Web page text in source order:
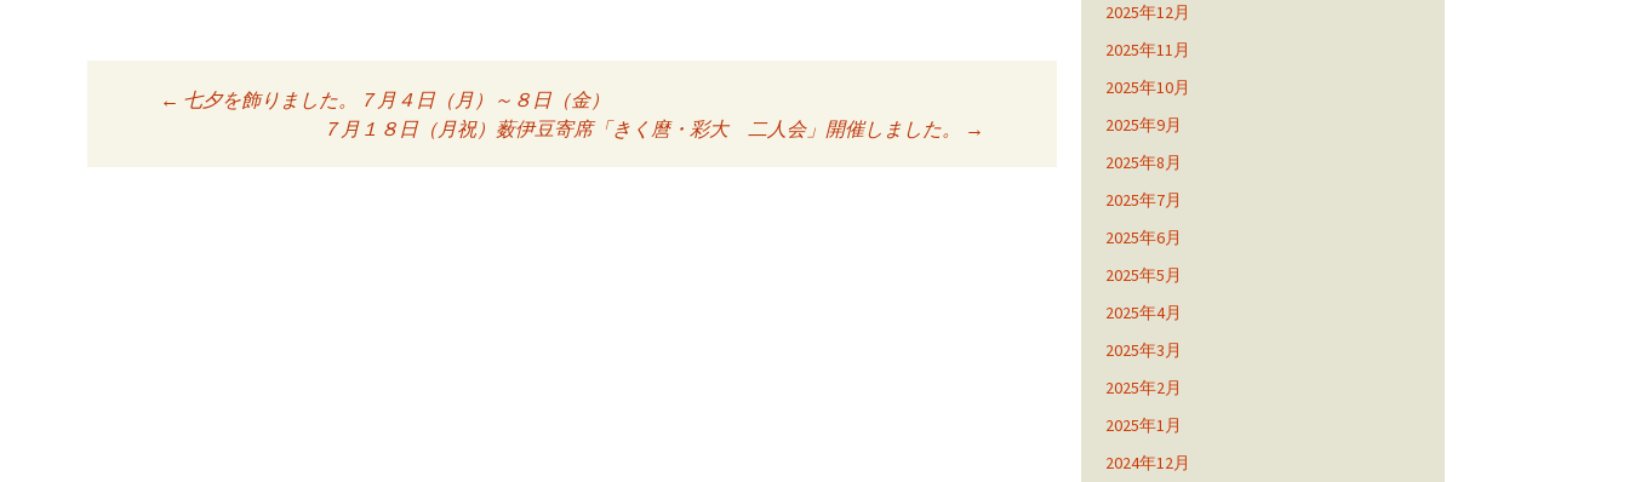
投稿ナビゲーション
← 七夕を飾りました。７月４日（月）～８日（金）
７月１８日（月祝）薮伊豆寄席「きく麿・彩大 二人会」開催しました。
→
2025年12月
2025年11月
2025年10月
2025年9月
2025年8月
2025年7月
2025年6月
2025年5月
2025年4月
2025年3月
2025年2月
2025年1月
2024年12月